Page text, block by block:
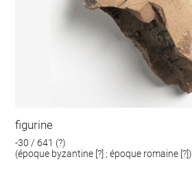
figurine
-30 / 641 (?)
(époque byzantine [?] ; époque romaine [?])